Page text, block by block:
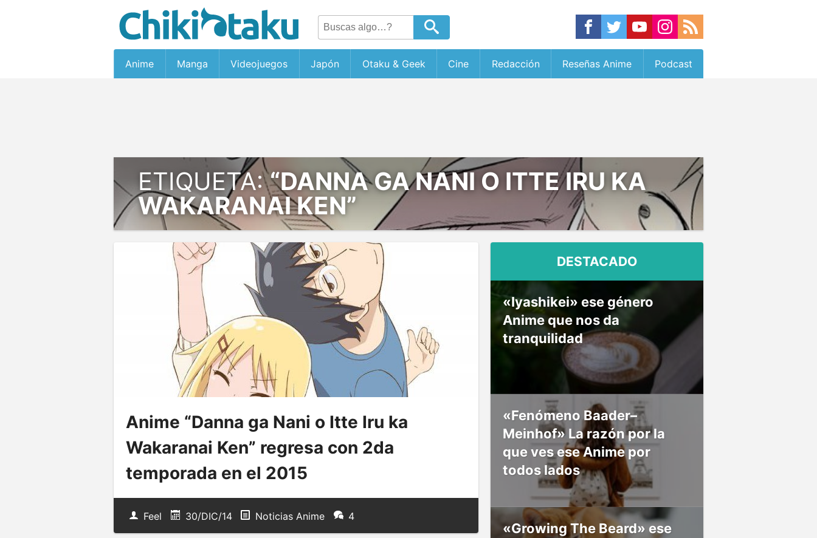
Anime Manga Videojuegos Japón Otaku & Geek Cine Redacción Reseñas Anime Podcast
ETIQUETA:“DANNA GA NANI O ITTE IRU KA
WAKARANAI KEN”
Anime “Danna ga Nani o Itte Iru ka
Wakaranai Ken” regresa con 2da
temporada en el 2015
Feel 30/DIC/14 Noticias Anime 4
DESTACADO
«Iyashikei» ese género
Anime que nos da
tranquilidad
«Fenómeno Baader–
Meinhof» La razón por la
que ves ese Anime por
todos lados
«Growing The Beard» ese